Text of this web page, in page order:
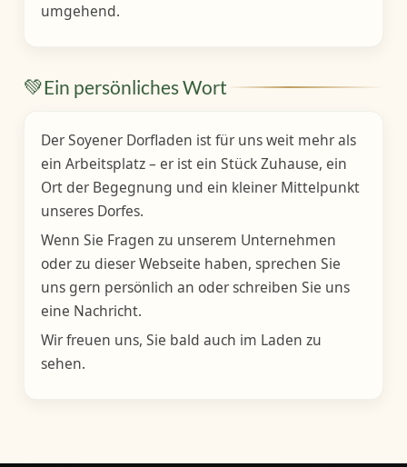
umgehend.
💚Ein persönliches Wort
Der Soyener Dorfladen ist für uns weit mehr als
ein Arbeitsplatz – er ist ein Stück Zuhause, ein
Ort der Begegnung und ein kleiner Mittelpunkt
unseres Dorfes.
Wenn Sie Fragen zu unserem Unternehmen
oder zu dieser Webseite haben, sprechen Sie
uns gern persönlich an oder schreiben Sie uns
eine Nachricht.
Wir freuen uns, Sie bald auch im Laden zu
sehen.